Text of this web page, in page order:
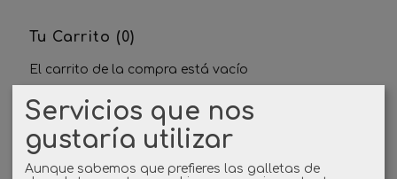
Tu Carrito (0)
El carrito de la compra está vacío
Redes Sociales
Twitter
Servicios que nos
gustaría utilizar
Aunque sabemos que prefieres las galletas de